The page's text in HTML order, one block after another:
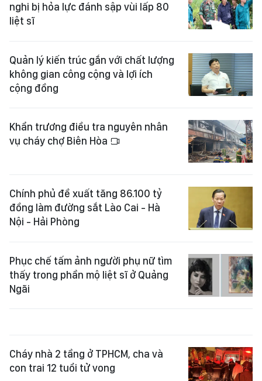
nghi bị hỏa lực đánh sập vùi lấp 80
liệt sĩ
Quản lý kiến trúc gắn với chất lượng
không gian công cộng và lợi ích
cộng đồng
Khẩn trương điều tra nguyên nhân
vụ cháy chợ Biên Hòa
Chính phủ đề xuất tăng 86.100 tỷ
đồng làm đường sắt Lào Cai - Hà
Nội - Hải Phòng
Phục chế tấm ảnh người phụ nữ tìm
thấy trong phần mộ liệt sĩ ở Quảng
Ngãi
Cháy nhà 2 tầng ở TPHCM, cha và
con trai 12 tuổi tử vong